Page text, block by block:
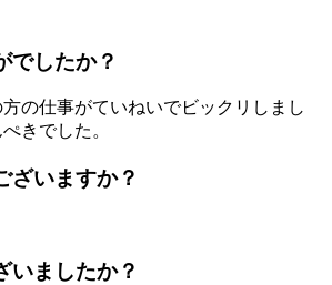
でしたか？
の仕事がていねいでビックリしまし
きでした。
ざいますか？
いましたか？